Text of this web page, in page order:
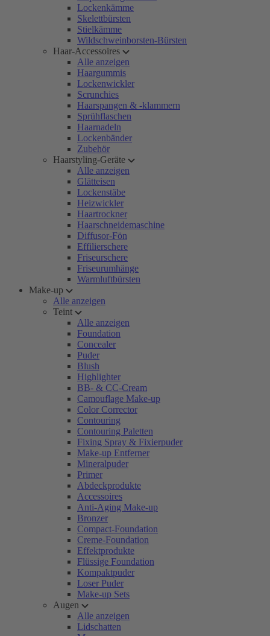
Lockenkämme
Skelettbürsten
Stielkämme
Wildschweinborsten-Bürsten
Haar-Accessoires
Alle anzeigen
Haargummis
Lockenwickler
Scrunchies
Haarspangen & -klammern
Sprühflaschen
Haarnadeln
Lockenbänder
Zubehör
Haarstyling-Geräte
Alle anzeigen
Glätteisen
Lockenstäbe
Heizwickler
Haartrockner
Haarschneidemaschine
Diffusor-Fön
Effilierschere
Friseurschere
Friseurumhänge
Warmluftbürsten
Make-up
Alle anzeigen
Teint
Alle anzeigen
Foundation
Concealer
Puder
Blush
Highlighter
BB- & CC-Cream
Camouflage Make-up
Color Corrector
Contouring
Contouring Paletten
Fixing Spray & Fixierpuder
Make-up Entferner
Mineralpuder
Primer
Abdeckprodukte
Accessoires
Anti-Aging Make-up
Bronzer
Compact-Foundation
Creme-Foundation
Effektprodukte
Flüssige Foundation
Kompaktpuder
Loser Puder
Make-up Sets
Augen
Alle anzeigen
Lidschatten